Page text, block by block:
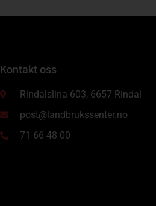
Kontakt oss
Rindalslina 603, 6657 Rindal
post@landbrukssenter.no
71 66 48 00